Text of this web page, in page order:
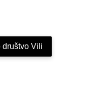
društvo Vili